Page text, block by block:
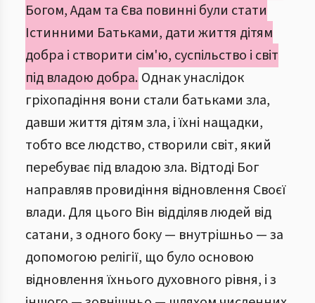
Богом, Адам та Єва повинні були стати
Істинними Батьками, дати життя дітям
добра і створити сім'ю, суспільство і світ
під владою добра. Однак унаслідок
гріхопадіння вони стали батьками зла,
давши життя дітям зла, і їхні нащадки,
тобто все людство, створили світ, який
перебуває під владою зла. Відтоді Бог
направляв провидіння відновлення Своєї
влади. Для цього Він відділяв людей від
сатани, з одного боку — внутрішньо — за
допомогою релігії, що було основою
відновлення їхнього духовного рівня, і з